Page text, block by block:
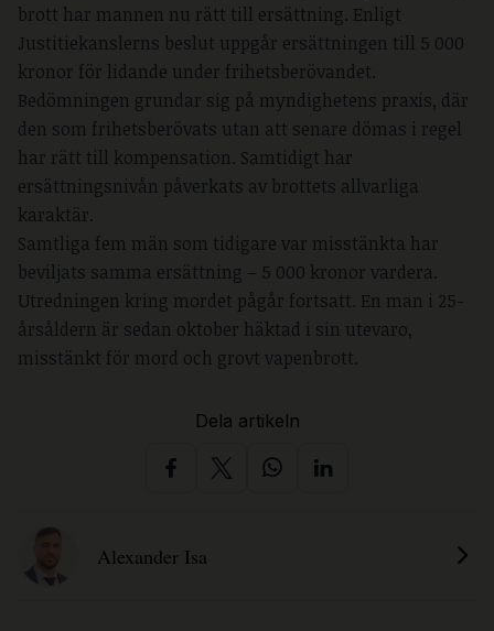
brott har mannen nu rätt till ersättning. Enligt
Justitiekanslerns beslut uppgår ersättningen till 5 000
kronor för lidande under frihetsberövandet.
Bedömningen grundar sig på myndighetens praxis, där
den som frihetsberövats utan att senare dömas i regel
har rätt till kompensation. Samtidigt har
ersättningsnivån påverkats av brottets allvarliga
karaktär.
Samtliga fem män som tidigare var misstänkta har
beviljats samma ersättning – 5 000 kronor vardera.
Utredningen kring mordet pågår fortsatt. En man i 25-
årsåldern är sedan oktober häktad i sin utevaro,
misstänkt för mord och grovt vapenbrott.
Dela artikeln
Alexander Isa